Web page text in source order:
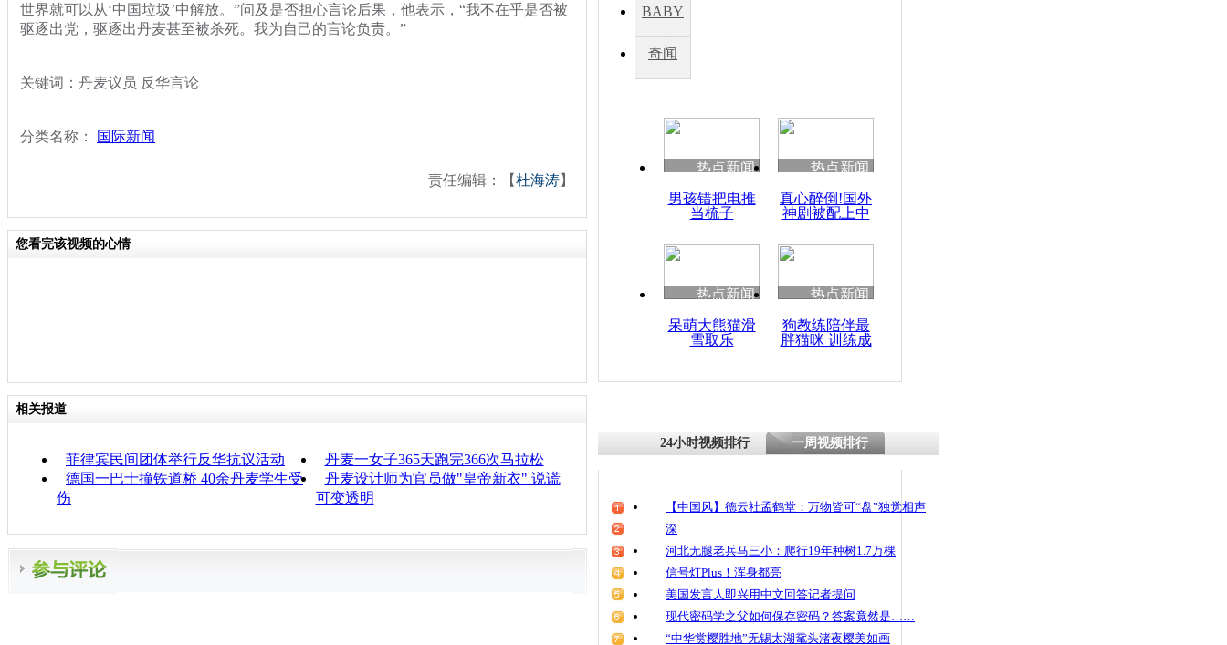
世界就可以从‘中国垃圾’中解放。”问及是否担心言论后果，他表示，“我不在乎是否被
驱逐出党，驱逐出丹麦甚至被杀死。我为自己的言论负责。”
关键词：丹麦议员 反华言论
分类名称： 国际新闻
责任编辑：【杜海涛】
您看完该视频的心情
相关报道
菲律宾民间团体举行反华抗议活动
丹麦一女子365天跑完366次马拉松
德国一巴士撞铁道桥 40余丹麦学生受
伤
丹麦设计师为官员做"皇帝新衣" 说谎
可变透明
BABY
秀
奇闻
热点新闻
男孩错把电推
当梳子
热点新闻
真心醉倒!国外
神剧被配上中
热点新闻
呆萌大熊猫滑
雪取乐
热点新闻
狗教练陪伴最
胖猫咪 训练成
24小时视频排行 一周视频排行
【中国风】德云社孟鹤堂：万物皆可“盘”独觉相声
深
河北无腿老兵马三小：爬行19年种树1.7万棵
信号灯Plus！浑身都亮
美国发言人即兴用中文回答记者提问
现代密码学之父如何保存密码？答案竟然是……
“中华赏樱胜地”无锡太湖鼋头渚夜樱美如画